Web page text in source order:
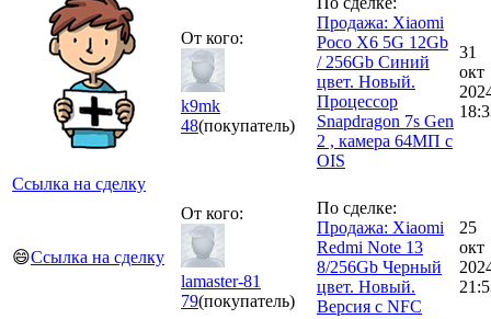
Ссылка на сделку
От кого:
k9mk
48(покупатель)
Продажа: Xiaomi
Poco X6 5G 12Gb
/ 256Gb Синий
цвет. Новый.
Процессор
Snapdragon 7s Gen
2 , камера 64МП с
OIS
31
окт
😄Ссылка на сделку
От кого:
lamaster-81
79(покупатель)
По сделке:
Продажа: Xiaomi
Redmi Note 13
8/256Gb Черный
цвет. Новый.
Версия с NFC
25
окт